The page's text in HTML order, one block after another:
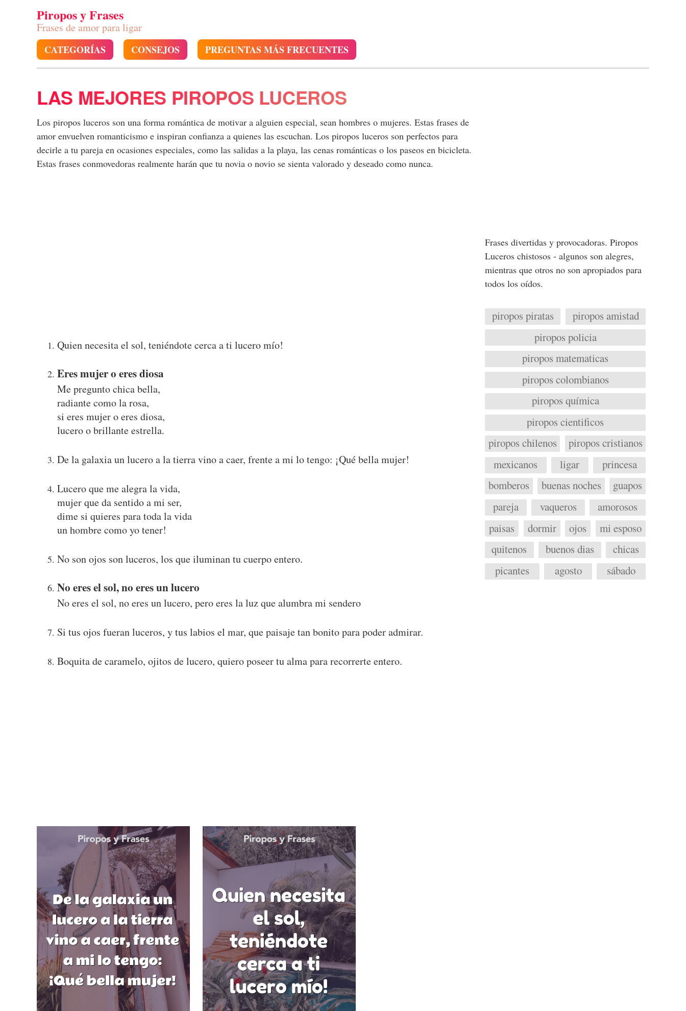
Piropos y Frases
Frases de amor para ligar
CATEGORÍAS CONSEJOS PREGUNTAS MÁS FRECUENTES
LAS MEJORES PIROPOS LUCEROS
Los piropos luceros son una forma romántica de motivar a alguien especial, sean hombres o mujeres. Estas frases de
amor envuelven romanticismo e inspiran confianza a quienes las escuchan. Los piropos luceros son perfectos para
decirle a tu pareja en ocasiones especiales, como las salidas a la playa, las cenas románticas o los paseos en bicicleta.
Estas frases conmovedoras realmente harán que tu novia o novio se sienta valorado y deseado como nunca.
Quien necesita el sol, teniéndote cerca a ti lucero mío!
Eres mujer o eres diosa
Me pregunto chica bella,
radiante como la rosa,
si eres mujer o eres diosa,
lucero o brillante estrella.
De la galaxia un lucero a la tierra vino a caer, frente a mi lo tengo: ¡Qué bella mujer!
Lucero que me alegra la vida,
mujer que da sentido a mi ser,
dime si quieres para toda la vida
un hombre como yo tener!
No son ojos son luceros, los que iluminan tu cuerpo entero.
No eres el sol, no eres un lucero
No eres el sol, no eres un lucero, pero eres la luz que alumbra mi sendero
Si tus ojos fueran luceros, y tus labios el mar, que paisaje tan bonito para poder admirar.
Boquita de caramelo, ojitos de lucero, quiero poseer tu alma para recorrerte entero.
Frases divertidas y provocadoras. Piropos
Luceros chistosos - algunos son alegres,
mientras que otros no son apropiados para
todos los oídos.
piropos piratas
piropos amistad
piropos policia
piropos matematicas
piropos colombianos
piropos química
piropos cientificos
piropos chilenos
piropos cristianos
mexicanos
ligar
princesa
bomberos
buenas noches
guapos
pareja
vaqueros
amorosos
paisas
dormir ojos
mi esposo
quitenos
buenos dias
chicas
picantes
agosto sábado